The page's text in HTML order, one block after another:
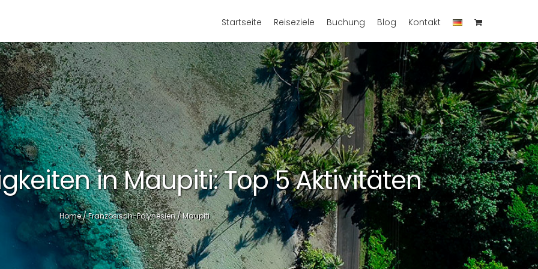
Startseite Reiseziele Buchung Blog Kontakt
in Maupiti: Top 5 Aktivitäten
Home/Französisch-Polynesien/Maupiti